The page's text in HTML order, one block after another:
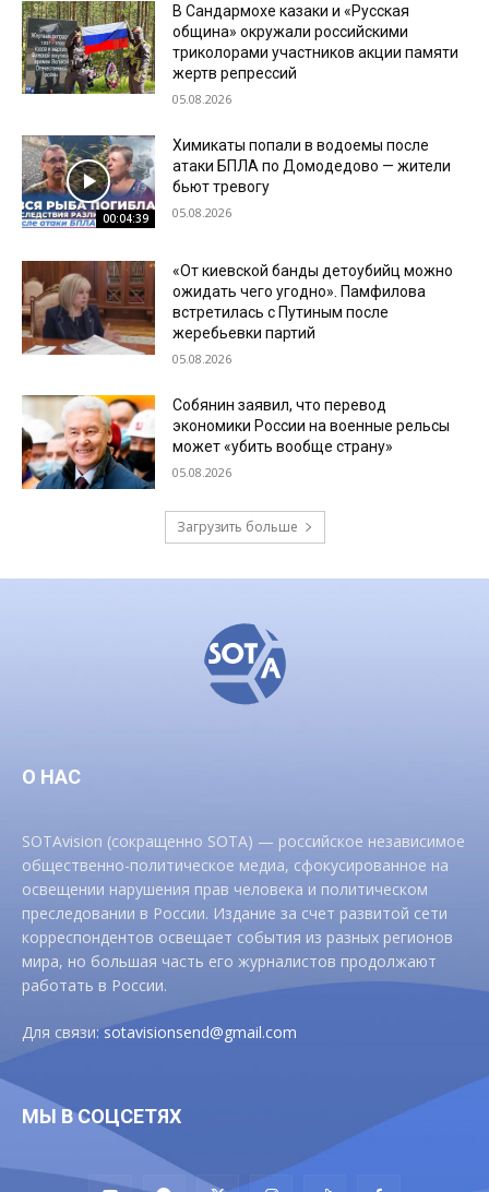
В Сандармохе казаки и «Русская
община» окружали российскими
триколорами участников акции памяти
жертв репрессий
05.08.2026
00:04:39
Химикаты попали в водоемы после
атаки БПЛА по Домодедово — жители
бьют тревогу
05.08.2026
«От киевской банды детоубийц можно
ожидать чего угодно». Памфилова
встретилась с Путиным после
жеребьевки партий
05.08.2026
Собянин заявил, что перевод
экономики России на военные рельсы
может «убить вообще страну»
05.08.2026
Загрузить больше
О НАС
SOTAvision (сокращенно SOTA) — российское независимое
общественно-политическое медиа, сфокусированное на
освещении нарушения прав человека и политическом
преследовании в России. Издание за счет развитой сети
корреспондентов освещает события из разных регионов
мира, но большая часть его журналистов продолжают
работать в России.
Для связи:sotavisionsend@gmail.com
МЫ В СОЦСЕТЯХ